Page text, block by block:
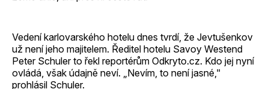
Vedení karlovarského hotelu dnes tvrdí, že Jevtušenkov
už není jeho majitelem. Ředitel hotelu Savoy Westend
Peter Schuler to řekl reportérům Odkryto.cz. Kdo jej nyní
ovládá, však údajně neví. „Nevím, to není jasné,"
prohlásil Schuler.